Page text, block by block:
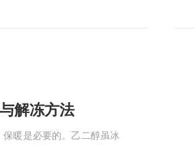
解冻方法
暖是必要的。乙二醇虽冰